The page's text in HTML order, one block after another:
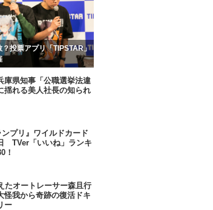
投票アプリ「TIPSTAR」
庫県知事「公職選挙法違
揺れる美人社長の知られ
ンプリ』ワイルドカード
TVer「いいね」ランキ
！
たオートレーサー森且行
我から奇跡の復活ドキ
ー